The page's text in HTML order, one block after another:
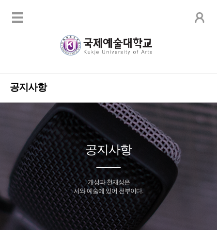
공지사항
공지사항
개성과 천재성은
시와 예술에 있어 전부이다.